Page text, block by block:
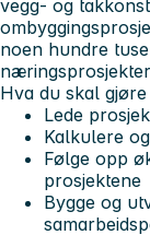
vegg- og
noen hundre
Hva du skal gjøre
Lede
Kalkulere
Følge opp
prosjektene
Bygge og